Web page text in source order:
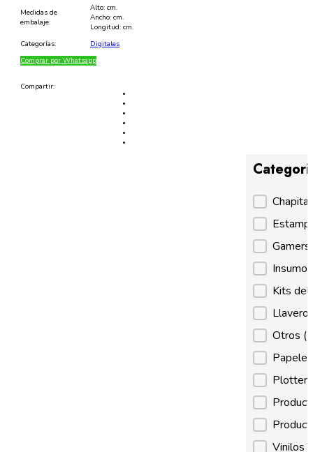
Medidas de
embalaje:
Alto: cm.
Ancho: cm.
Longitud: cm.
Categorías:
Digitales
Comprar por Whatsapp
Compartir:
Gamers
Kits
Otros
Vinilos